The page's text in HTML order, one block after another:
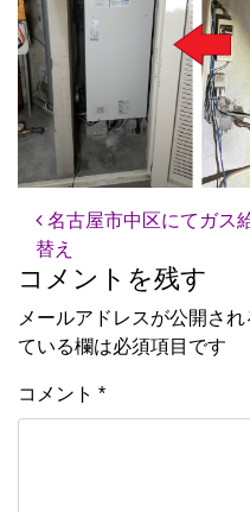
投稿ナビゲーショ
名古屋市中区にてガス
替え
コメントを残す
メールアドレスが公開され
ている欄は必須項目です
コメント *